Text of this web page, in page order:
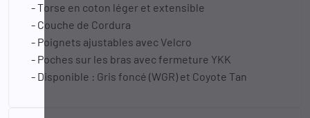
- Torse en coton léger et extensible
- Couche de Cordura
- Poignets ajustables avec Velcro
- Poches sur les bras avec fermeture YKK
- Disponible : Gris foncé (WGR) et Coyote Tan